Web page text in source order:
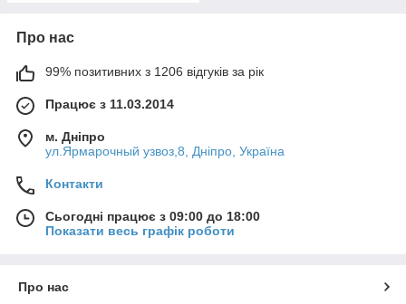
Про нас
99% позитивних з 1206 відгуків за рік
Працює з 11.03.2014
м. Дніпро
ул.Ярмарочный узвоз,8, Дніпро, Україна
Контакти
Сьогодні працює з 09:00 до 18:00
Показати весь графік роботи
Про нас